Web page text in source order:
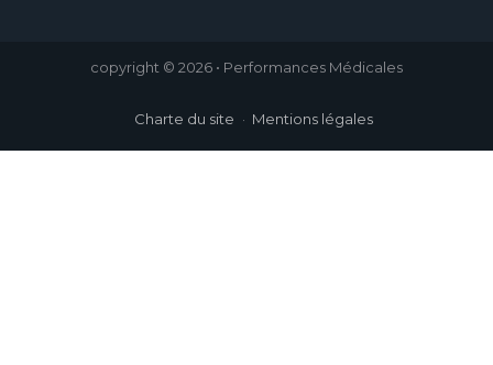
copyright © 2026 • Performances Médicales
Charte du site Mentions légales